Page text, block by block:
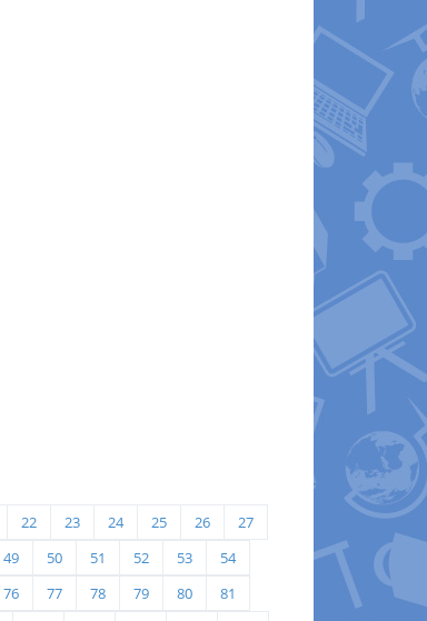
22 23 24 25 26
27
49 50 51 52 53
54
76 77 78 79 80
81